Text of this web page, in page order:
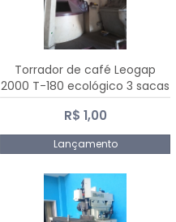
Torrador de café Leogap
2000 T-180 ecológico 3 sacas
de carga 540 kg/h
R$ 1,00
Lançamento